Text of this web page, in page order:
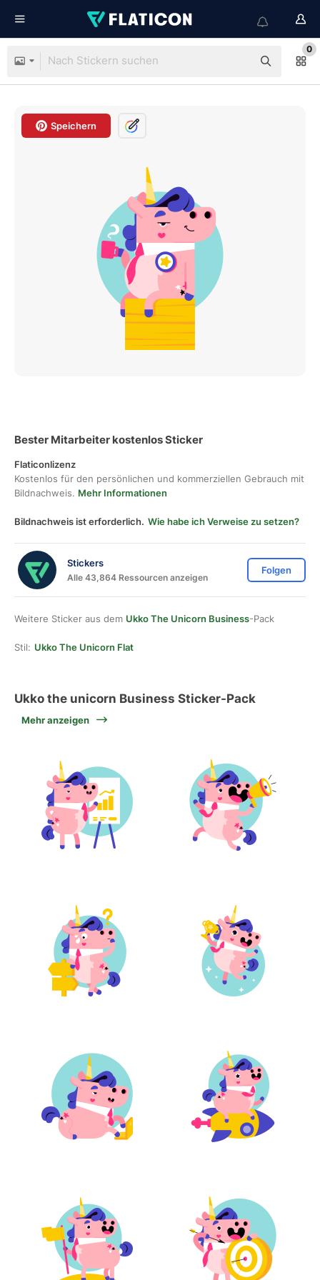
0
Speichern
Bester Mitarbeiter kostenlos Sticker
Flaticonlizenz
Kostenlos für den persönlichen und kommerziellen Gebrauch mit
Bildnachweis. Mehr Informationen
Bildnachweis ist erforderlich. Wie habe ich Verweise zu setzen?
Stickers
Alle 43,864 Ressourcen anzeigen
Folgen
Weitere Sticker aus dem Ukko The Unicorn Business-Pack
Stil: Ukko The Unicorn Flat
Ukko the unicorn Business Sticker-Pack
Mehr anzeigen